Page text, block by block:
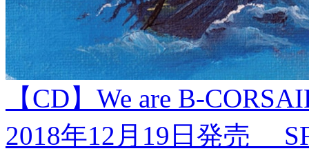
【CD】We are B-
2018年12月19日発売